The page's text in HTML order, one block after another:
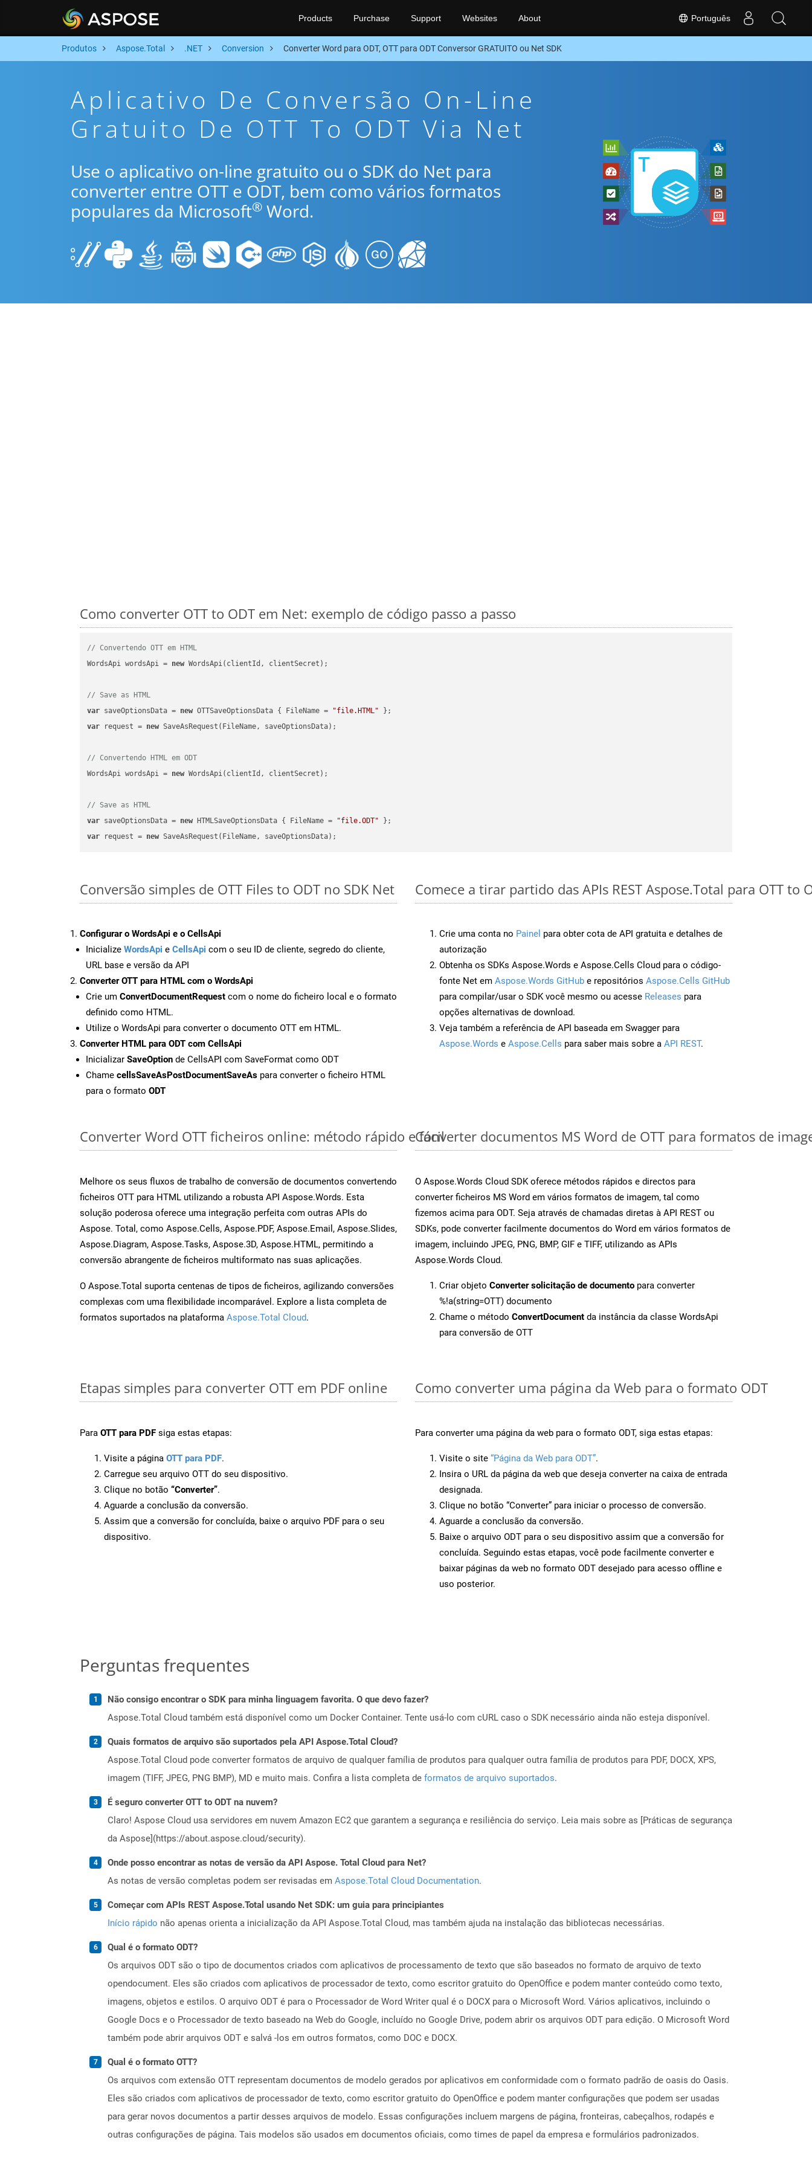
Português
Products Purchase Support Websites About
Produtos Aspose.Total .NET Conversion Converter Word para ODT, OTT para ODT Conversor GRATUITO ou Net SDK
Aplicativo De Conversão On-Line
Gratuito De OTT To ODT Via Net
Use o aplicativo on-line gratuito ou o SDK do Net para
converter entre OTT e ODT, bem como vários formatos
populares da Microsoft® Word.
Como converter OTT to ODT em Net: exemplo de código passo a passo
// Convertendo OTT em HTML
WordsApi wordsApi = new WordsApi(clientId, clientSecret);
// Save as HTML
var saveOptionsData = new OTTSaveOptionsData { FileName = "file.HTML"
var request = new SaveAsRequest(FileName, saveOptionsData);
// Convertendo HTML em ODT
WordsApi wordsApi = new WordsApi(clientId, clientSecret);
// Save as HTML
var saveOptionsData = new HTMLSaveOptionsData { FileName = "file.ODT"
var request = new
Conversão simples de OTT Files to ODT no SDK Net
Configurar o WordsApi e o CellsApi
Inicialize WordsApi e CellsApi com o seu ID de cliente, segredo do cliente,
URL base e versão da API
Converter OTT para HTML com o WordsApi
Crie um ConvertDocumentRequest com o nome do ficheiro local e o formato
definido como HTML.
Utilize o WordsApi para converter o documento OTT em HTML.
Converter HTML para ODT com CellsApi
Inicializar SaveOption de CellsAPI com SaveFormat como ODT
Chame cellsSaveAsPostDocumentSaveAs para converter o ficheiro HTML
para o formato ODT
Comece a tirar partido das APIs REST Aspose.Total para OTT to
Crie uma conta no Painel para obter cota de API gratuita e detalhes de
autorização
Obtenha os SDKs Aspose.Words e Aspose.Cells Cloud para o código-
fonte Net em Aspose.Words GitHub e repositórios Aspose.Cells GitHub
para compilar/usar o SDK você mesmo ou acesse Releases para
opções alternativas de download.
Veja também a referência de API baseada em Swagger para
Aspose.Words e Aspose.Cells para saber mais sobre a API REST.
Converter Word OTT ficheiros online: método rápido e fácil
Melhore os seus fluxos de trabalho de conversão de documentos convertendo
ficheiros OTT para HTML utilizando a robusta API Aspose.Words. Esta
solução poderosa oferece uma integração perfeita com outras APIs do
Aspose. Total, como Aspose.Cells, Aspose.PDF, Aspose.Email, Aspose.Slides,
Aspose.Diagram, Aspose.Tasks, Aspose.3D, Aspose.HTML, permitindo a
conversão abrangente de ficheiros multiformato nas suas aplicações.
O Aspose.Total suporta centenas de tipos de ficheiros, agilizando conversões
complexas com uma flexibilidade incomparável. Explore a lista completa de
formatos suportados na plataforma Aspose.Total Cloud.
Converter documentos MS Word de OTT para formatos de
O Aspose.Words Cloud SDK oferece métodos rápidos e directos para
converter ficheiros MS Word em vários formatos de imagem, tal como
fizemos acima para ODT. Seja através de chamadas diretas à API REST ou
SDKs, pode converter facilmente documentos do Word em vários formatos de
imagem, incluindo JPEG, PNG, BMP, GIF e TIFF, utilizando as APIs
Aspose.Words Cloud.
Criar objeto Converter solicitação de documento para converter
%!a(string=OTT) documento
Chame o método ConvertDocument da instância da classe WordsApi
para conversão de OTT
Etapas simples para converter OTT em PDF online
Para OTT para PDF siga estas etapas:
Visite a página OTT para PDF.
Carregue seu arquivo OTT do seu dispositivo.
Clique no botão “Converter”.
Aguarde a conclusão da conversão.
Assim que a conversão for concluída, baixe o arquivo PDF para o seu
dispositivo.
Como converter uma página da Web para o formato ODT
Para converter uma página da web para o formato ODT, siga estas etapas:
Visite o site “Página da Web para ODT”.
Insira o URL da página da web que deseja converter na caixa de entrada
designada.
Clique no botão “Converter” para iniciar o processo de conversão.
Aguarde a conclusão da conversão.
Baixe o arquivo ODT para o seu dispositivo assim que a conversão for
concluída. Seguindo estas etapas, você pode facilmente converter e
baixar páginas da web no formato ODT desejado para acesso offline e
uso posterior.
Perguntas frequentes
Não consigo encontrar o SDK para minha linguagem favorita. O que devo fazer?
Aspose.Total Cloud também está disponível como um Docker Container. Tente usá-lo com cURL caso o SDK necessário ainda não esteja disponível.
Quais formatos de arquivo são suportados pela API Aspose.Total Cloud?
Aspose.Total Cloud pode converter formatos de arquivo de qualquer família de produtos para qualquer outra família de produtos para PDF, DOCX, XPS,
imagem (TIFF, JPEG, PNG BMP), MD e muito mais. Confira a lista completa de formatos de arquivo suportados.
É seguro converter OTT to ODT na nuvem?
Claro! Aspose Cloud usa servidores em nuvem Amazon EC2 que garantem a segurança e resiliência do serviço. Leia mais sobre as [Práticas de segurança
da Aspose](https://about.aspose.cloud/security).
Onde posso encontrar as notas de versão da API Aspose. Total Cloud para Net?
As notas de versão completas podem ser revisadas em Aspose.Total Cloud Documentation.
Começar com APIs REST Aspose.Total usando Net SDK: um guia para principiantes
Início rápido não apenas orienta a inicialização da API Aspose.Total Cloud, mas também ajuda na instalação das bibliotecas necessárias.
Qual é o formato ODT?
Os arquivos ODT são o tipo de documentos criados com aplicativos de processamento de texto que são baseados no formato de arquivo de texto
opendocument. Eles são criados com aplicativos de processador de texto, como escritor gratuito do OpenOffice e podem manter conteúdo como texto,
imagens, objetos e estilos. O arquivo ODT é para o Processador de Word Writer qual é o DOCX para o Microsoft Word. Vários aplicativos, incluindo o
Google Docs e o Processador de texto baseado na Web do Google, incluído no Google Drive, podem abrir os arquivos ODT para edição. O Microsoft Word
também pode abrir arquivos ODT e salvá -los em outros formatos, como DOC e DOCX.
Qual é o formato OTT?
Os arquivos com extensão OTT representam documentos de modelo gerados por aplicativos em conformidade com o formato padrão de oasis do Oasis.
Eles são criados com aplicativos de processador de texto, como escritor gratuito do OpenOffice e podem manter configurações que podem ser usadas
para gerar novos documentos a partir desses arquivos de modelo. Essas configurações incluem margens de página, fronteiras, cabeçalhos, rodapés e
outras configurações de página. Tais modelos são usados ​​em documentos oficiais, como times de papel da empresa e formulários padronizados.